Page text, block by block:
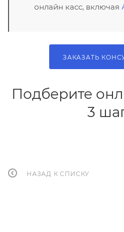
онлайн касс, включая
ЗАКАЗАТЬ
Подберите
3
НАЗАД К СПИСКУ